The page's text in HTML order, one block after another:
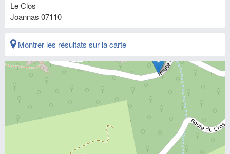
Le Clos
Joannas 07110
Montrer les résultats sur la carte